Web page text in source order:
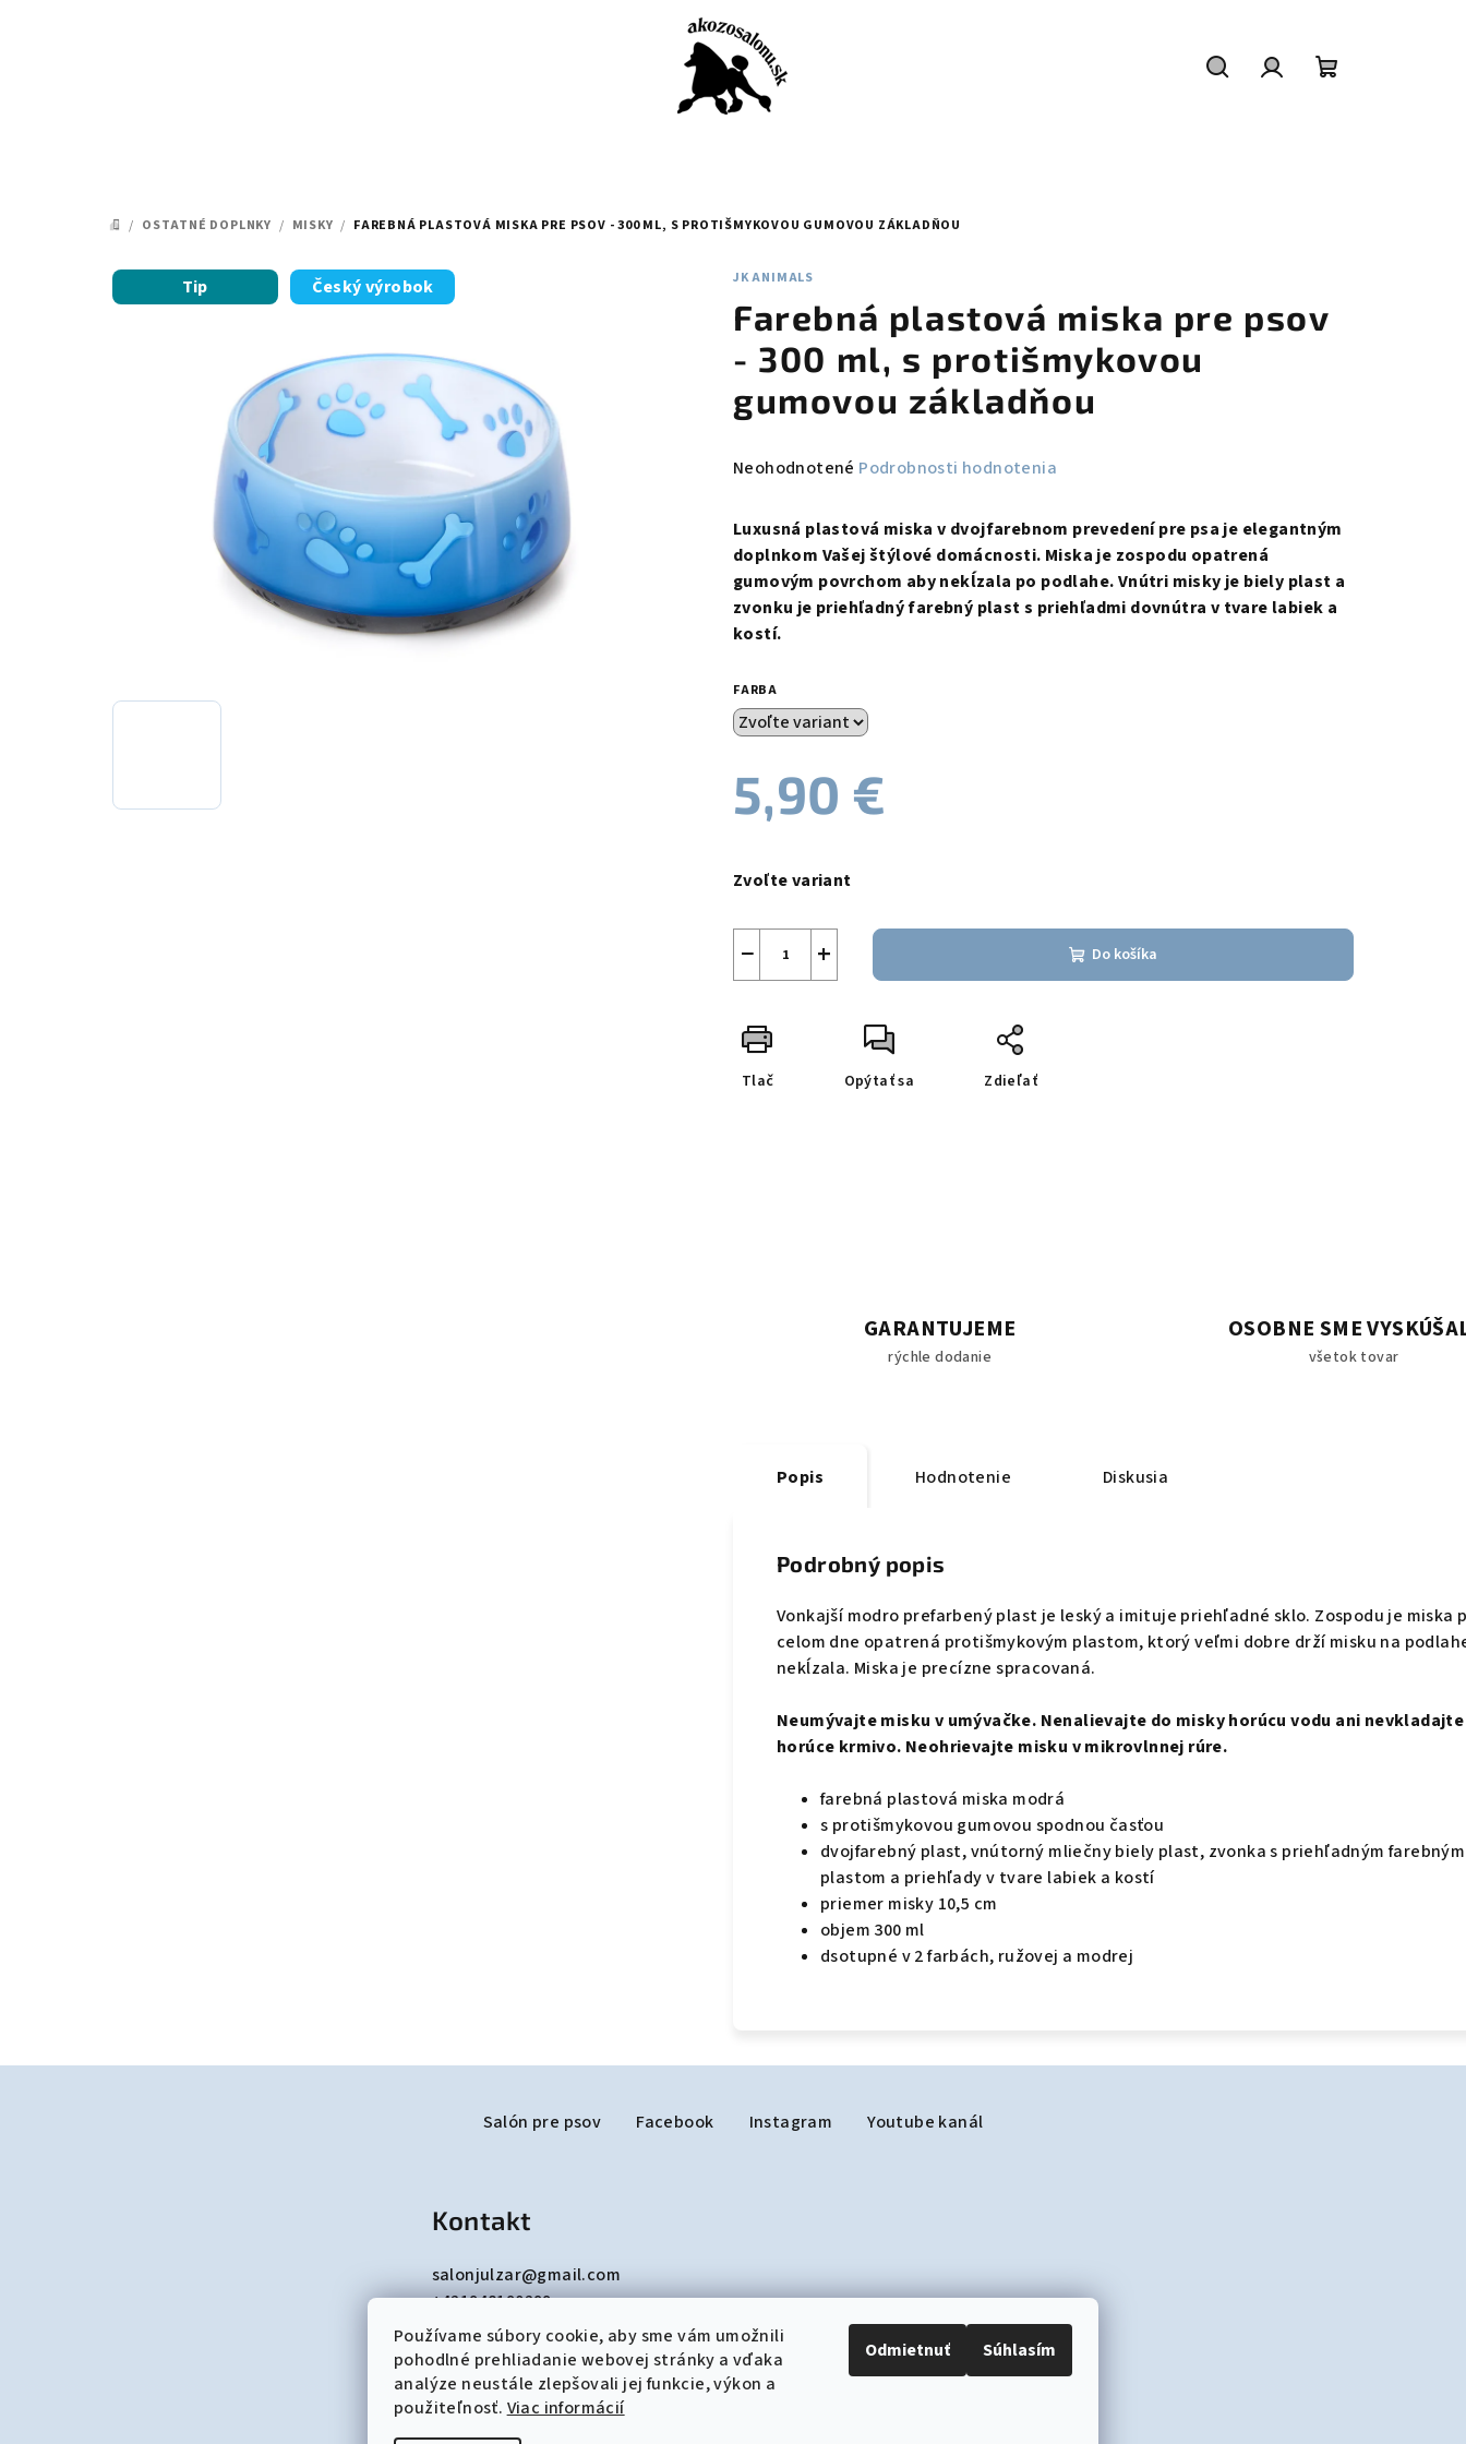
Používame súbory cookie, aby sme vám umožnili
pohodlné prehliadanie webovej stránky a vďaka
analýze neustále zlepšovali jej funkcie, výkon a
použiteľnosť. Viac informácií
Odmietnuť Súhlasím
DOMOV
/ OSTATNÉ DOPLNKY / MISKY / FAREBNÁ PLASTOVÁ MISKA PRE PSOV - 300 ML, S PROTIŠMYKOVOU GUMOVOU ZÁKLADŇOU
JK ANIMALS
Farebná plastová miska pre psov
- 300 ml, s protišmykovou
gumovou základňou
Priemerné
produktu
je
z
5
Neohodnotené Podrobnosti hodnotenia
Luxusná plastová miska v dvojfarebnom prevedení pre psa je elegantným
doplnkom Vašej štýlové domácnosti. Miska je zospodu opatrená
gumovým povrchom aby nekĺzala po podlahe. Vnútri misky je biely plast a
zvonku je priehľadný farebný plast s priehľadmi dovnútra v tvare labiek a
kostí.
FARBA
5,90 €
cena:
Zvoľte variant
+
− Do košíka
Tlač Opýtať sa Zdieľať
Tip Český výrobok
GARANTUJEME
rýchle dodanie
OSOBNE SME
všetok tovar
Popis Hodnotenie Diskusia
Podrobný popis
Vonkajší modro prefarbený plast je leský a imituje priehľadné sklo. Zospodu je miska
celom dne opatrená protišmykovým plastom, ktorý veľmi dobre drží misku na
nekĺzala. Miska je precízne spracovaná.
Neumývajte misku v umývačke. Nenalievajte do misky horúcu vodu ani nevkladajte
horúce krmivo. Neohrievajte misku v mikrovlnnej rúre.
farebná plastová miska modrá
s protišmykovou gumovou spodnou časťou
dvojfarebný plast, vnútorný mliečny biely plast, zvonka s priehľadným farebným
plastom a priehľady v tvare labiek a kostí
priemer misky 10,5 cm
objem 300 ml
dsotupné v 2 farbách, ružovej a modrej
Salón pre psov Facebook Instagram Youtube kanál
Kontakt
salonjulzar@gmail.com
+421948190299